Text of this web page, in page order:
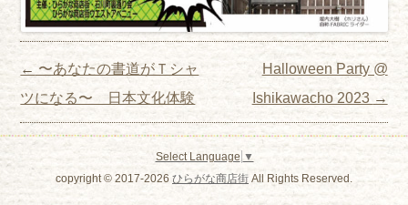
Post navigation
←〜あなたの書道がＴシャ
ツになる〜 日本文化体験
Halloween Party @
Ishikawacho 2023 →
Select Language ▼
copyright © 2017-2026 ひらがな商店街 All Rights Reserved.